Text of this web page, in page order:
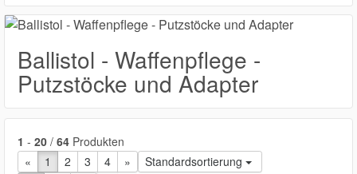
Ballistol - Waffenpflege -
Putzstöcke und Adapter
1 - 20 / 64 Produkten
« vorherige Seite
1 2 3 4 nächste Seite
»
Standardsortierung